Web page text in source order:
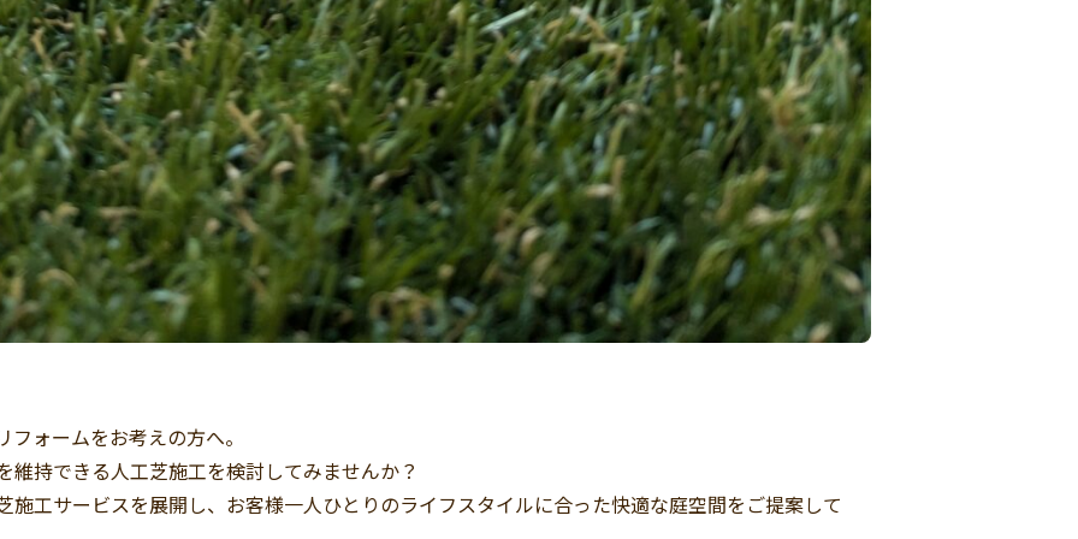
ォームをお考えの方へ。
持できる人工芝施工を検討してみませんか？
施工サービスを展開し、お客様一人ひとりのライフスタイルに合った快適な庭空間をご提案して